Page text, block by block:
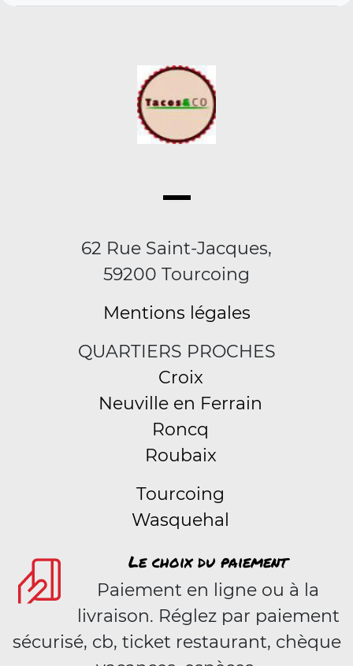
62 Rue Saint-Jacques,
59200 Tourcoing
Mentions légales
QUARTIERS PROCHES
Croix
Neuville en Ferrain
Roncq
Roubaix
Tourcoing
Wasquehal
Le choix du paiement
Paiement en ligne ou à la
livraison. Réglez par paiement
sécurisé, cb, ticket restaurant, chèque